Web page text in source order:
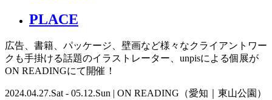
PLACE
広告、書籍、パッケージ、壁画など様々なクライアントワー
クも手掛ける話題のイラストレーター、unpisによる個展が
ON READINGにて開催！
2024.04.27.Sat - 05.12.Sun | ON READING（愛知｜東山公園）